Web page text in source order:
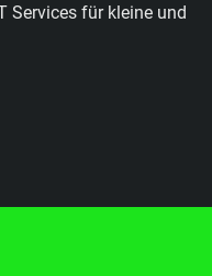
Services für kleine und